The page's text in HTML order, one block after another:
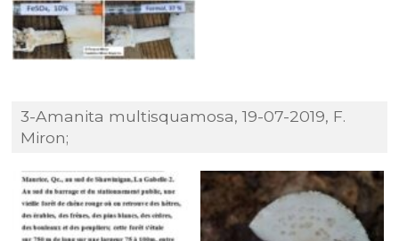
3-Amanita multisquamosa, 19-07-2019, F.
Miron;